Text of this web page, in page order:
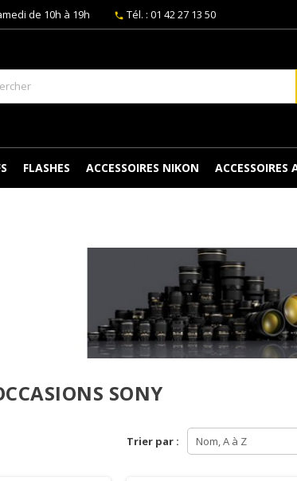
de 10h à 19h phone Tél. : 01 42 27 13 50
FLASHES ACCESSOIRES NIKON ACCESSOIRES
SONY
Trier par : Nom, A à Z